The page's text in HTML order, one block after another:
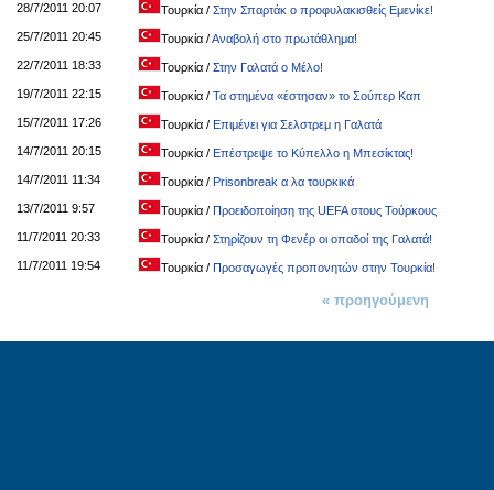
28/7/2011 20:07
Τουρκία / Στην Σπαρτάκ ο προφυλακισθείς Εμενίκε!
25/7/2011 20:45
Τουρκία /Αναβολή στο πρωτάθλημα!
22/7/2011 18:33
Τουρκία / Στην Γαλατά ο Μέλο!
19/7/2011 22:15
Τουρκία / Τα στημένα «έστησαν» το Σούπερ Καπ
15/7/2011 17:26
Τουρκία / Επιμένει για Σελστρεμ η Γαλατά
14/7/2011 20:15
Τουρκία / Επέστρεψε το Κύπελλο η Μπεσίκτας!
14/7/2011 11:34
Τουρκία / Prisonbreak α λα τουρκικά
13/7/2011 9:57
Τουρκία / Προειδοποίηση της UEFA στους Τούρκους
11/7/2011 20:33
Τουρκία / Στηρίζουν τη Φενέρ οι οπαδοί της Γαλατά!
11/7/2011 19:54
Τουρκία / Προσαγωγές προπονητών στην Τουρκία!
« προηγούμενη